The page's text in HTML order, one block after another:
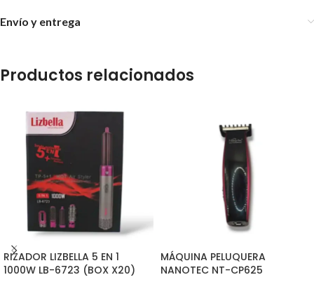
Envío y entrega
Productos relacionados
RIZADOR LIZBELLA 5 EN 1
1000W LB-6723 (BOX X20)
MÁQUINA PELUQUERA
NANOTEC NT-CP625